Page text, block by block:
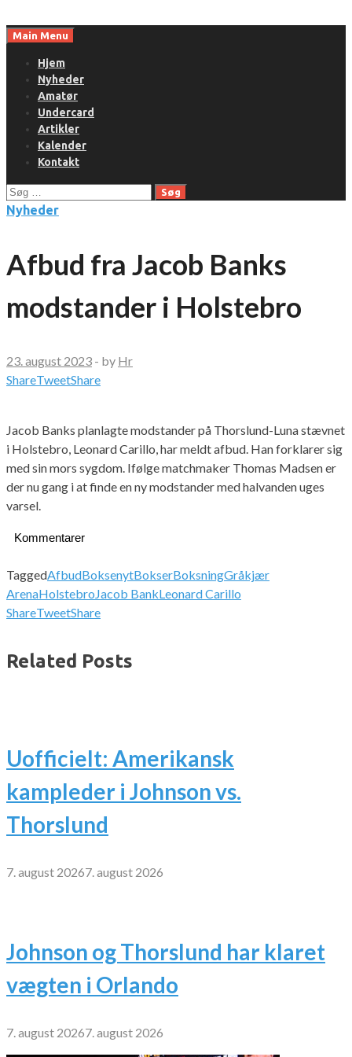
toMain Menu
Hjem
Nyheder
Amatør
Undercard
Artikler
Kalender
Kontakt
Søg
efter:
Nyheder
Afbud fra Jacob Banks
modstander i Holstebro
23. august 2023 - by Hr
ShareTweetShare
Jacob Banks planlagte modstander på Thorslund-Luna stævnet
i Holstebro, Leonard Carillo, har meldt afbud. Han forklarer sig
med sin mors sygdom. Ifølge matchmaker Thomas Madsen er
der nu gang i at finde en ny modstander med halvanden uges
varsel.
Kommentarer
TaggedAfbudBoksenytBokserBoksningGråkjær
ArenaHolstebro Jacob BankLeonard Carillo
ShareTweetShare
Related Posts
Uofficielt: Amerikansk
kampleder i Johnson vs.
Thorslund
7. august 20267. august 2026
Johnson og Thorslund har klaret
vægten i Orlando
7. august 20267. august 2026